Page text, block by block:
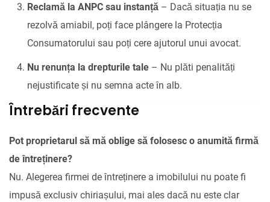
Reclamă la ANPC sau instanță – Dacă situația nu se
rezolvă amiabil, poți face plângere la Protecția
Consumatorului sau poți cere ajutorul unui avocat.
Nu renunța la drepturile tale – Nu plăti penalități
nejustificate și nu semna acte în alb.
Întrebări frecvente
Pot proprietarul să mă oblige să folosesc o anumită firmă
de întreținere?
Nu. Alegerea firmei de întreținere a imobilului nu poate fi
impusă exclusiv chiriașului, mai ales dacă nu este clar